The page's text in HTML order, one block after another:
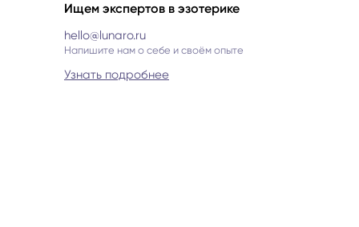
Ищем экспертов в эзотерике
hello@lunaro.ru
Напишите нам о себе и своём опыте
Узнать подробнее